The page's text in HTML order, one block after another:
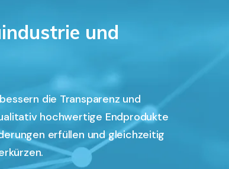
und
die Transparenz und
hochwertige Endprodukte
erfüllen und gleichzeitig